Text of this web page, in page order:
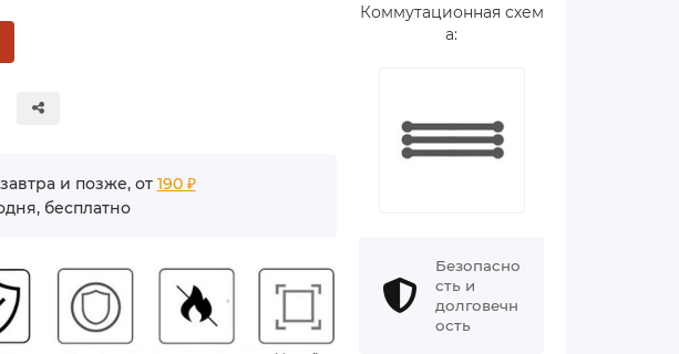
и позже, от 190 ₽
бесплатно
Коммутационная схем
а:
Безопасно
сть и
долговечн
ость